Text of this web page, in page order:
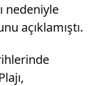
nedeniyle
açıklamıştı.